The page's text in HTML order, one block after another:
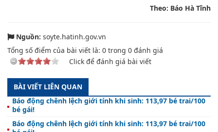
Theo: Báo Hà Tĩnh
Nguồn: soyte.hatinh.gov.vn
Tổng số điểm của bài viết là: 0 trong 0 đánh giá
Click để đánh giá bài viết
BÀI VIẾT LIÊN QUAN
Báo động chênh lệch giới tính khi sinh: 113,97 bé trai/100
bé gái!
Báo động chênh lệch giới tính khi sinh: 113,97 bé trai/100